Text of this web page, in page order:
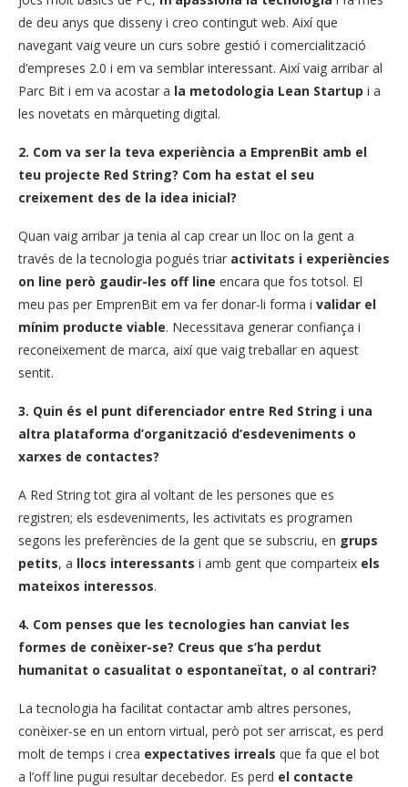
de deu anys que disseny i creo contingut web. Així que
navegant vaig veure un curs sobre gestió i comercialització
d’empreses 2.0 i em va semblar interessant. Així vaig arribar al
Parc Bit i em va acostar a la metodologia Lean Startup i a
les novetats en màrqueting digital.
2. Com va ser la teva experiència a EmprenBit amb el
teu projecte Red String? Com ha estat el seu
creixement des de la idea inicial?
Quan vaig arribar ja tenia al cap crear un lloc on la gent a
través de la tecnologia pogués triar activitats i experiències
on line però gaudir-les off line encara que fos totsol. El
meu pas per EmprenBit em va fer donar-li forma i validar el
mínim producte viable. Necessitava generar confiança i
reconeixement de marca, així que vaig treballar en aquest
sentit.
3. Quin és el punt diferenciador entre Red String i una
altra plataforma d’organització d’esdeveniments o
xarxes de contactes?
A Red String tot gira al voltant de les persones que es
registren; els esdeveniments, les activitats es programen
segons les preferències de la gent que se subscriu, en grups
petits, a llocs interessants i amb gent que comparteix els
mateixos interessos.
4. Com penses que les tecnologies han canviat les
formes de conèixer-se? Creus que s’ha perdut
humanitat o casualitat o espontaneïtat, o al contrari?
La tecnologia ha facilitat contactar amb altres persones,
conèixer-se en un entorn virtual, però pot ser arriscat, es perd
molt de temps i crea expectatives irreals que fa que el bot
a l’off line pugui resultar decebedor. Es perd el contacte